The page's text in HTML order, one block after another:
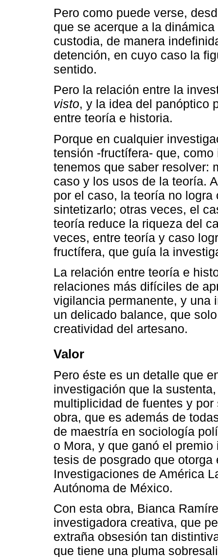
Pero como puede verse,
que se acerque a la
custodia, de manera
detención, en cuyo caso la
sentido.
Pero la relación entre la
visto, y la idea del panóptico
entre teoría e historia.
Porque en cualquier
tensión -fructífera- que,
tenemos que saber resolver:
caso y los usos de la teoría.
por el caso, la teoría no
sintetizarlo; otras veces, el
teoría reduce la riqueza del
veces, entre teoría y caso
fructífera, que guía la
La relación entre teoría e
relaciones más difíciles de
vigilancia permanente, y una
un delicado balance, que
creatividad del artesano.
Valor
Pero éste es un detalle que
investigación que la
multiplicidad de fuentes y
obra, que es además de
de maestría en sociología
o Mora, y que ganó el
tesis de posgrado que otorga
Investigaciones de América
Autónoma de México.
Con esta obra, Bianca
investigadora creativa, que
extraña obsesión tan
que tiene una pluma